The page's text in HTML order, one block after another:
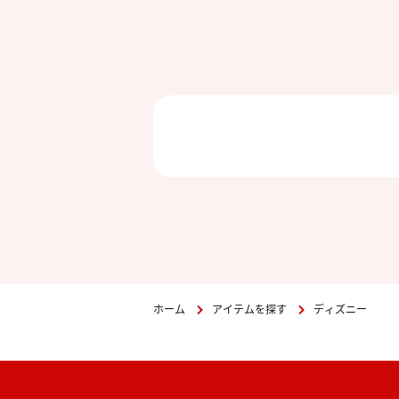
ホーム アイテムを探す ディズニー